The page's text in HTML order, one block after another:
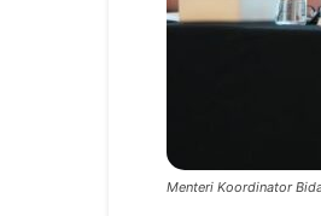
Menteri Koordinator